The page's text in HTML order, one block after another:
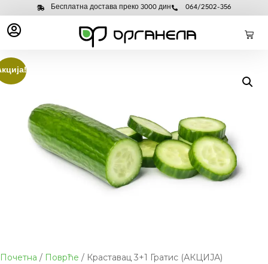
Бесплатна достава преко 3000 дин 064/2502-356
Почетна / Поврће / Краставац 3+1 Гратис (АКЦИЈА)